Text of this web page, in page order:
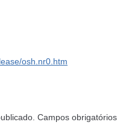
osh.nr0.htm
Campos obrigatórios